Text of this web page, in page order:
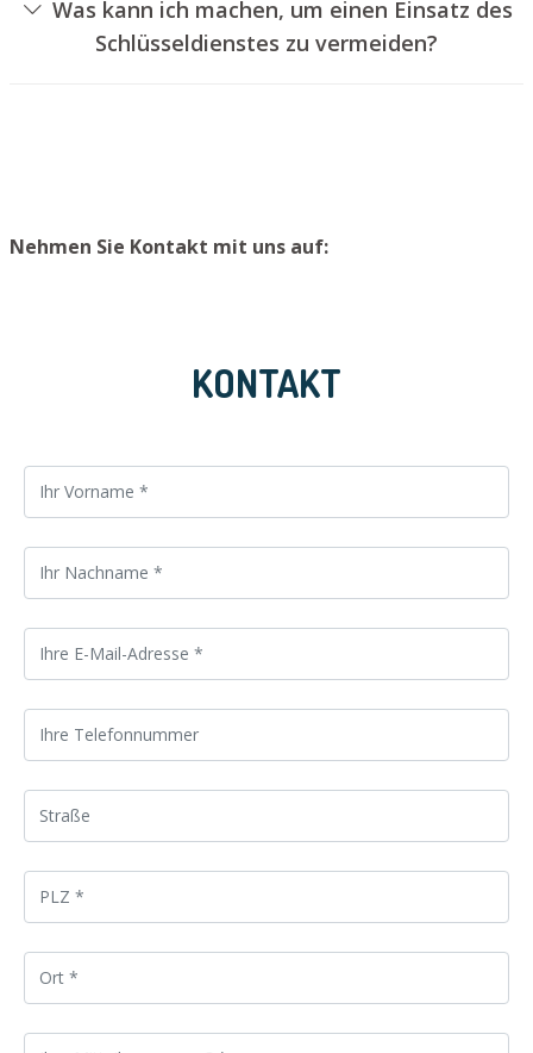
geschehen, ohne das Schloss aufzubohren. Wir bauen
Ihnen jedoch einen neuen Türzylinder ein, sodass die
Was kann ich machen, um einen Einsatz des
Schlüsseldienstes zu vermeiden?
Nehmen Sie Kontakt mit uns auf:
KONTAKT